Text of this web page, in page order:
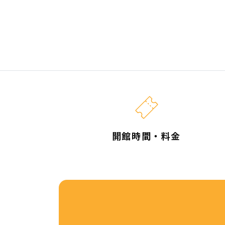
開館時間・料金